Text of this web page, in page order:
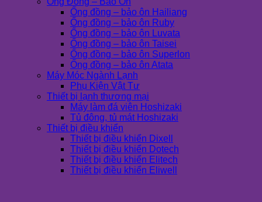
Ống đồng – bảo ôn Hailiang
Ống đồng – bảo ôn Ruby
Ống đồng – bảo ôn Luvata
Ống đồng – bảo ôn Taisei
Ống đồng – bảo ôn Superlon
Ống đồng – bảo ôn Atata
Máy Móc Ngành Lạnh
Phụ Kiện Vật Tư
Thiết bị lạnh thương mại
Máy làm đá viên Hoshizaki
Tủ đông, tủ mát Hoshizaki
Thiết bị điều khiển
Thiết bị điều khiển Dixell
Thiết bị điều khiển Dotech
Thiết bị điều khiển Elitech
Thiết bị điều khiển Eliwell